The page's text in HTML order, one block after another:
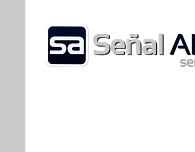
content